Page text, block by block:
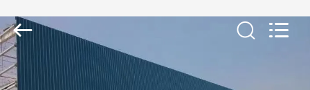
বাড়ি
Fabrication
Co.,
Ltd..
All
Rights
Reserved.